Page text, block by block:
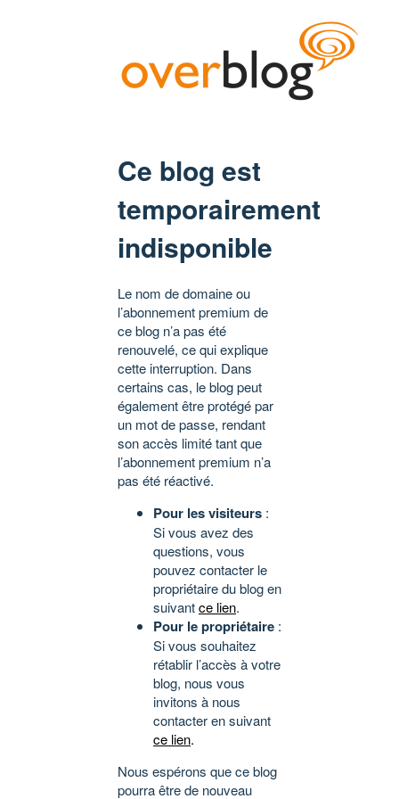
Ce blog est
temporairement
indisponible
Le nom de domaine ou
l’abonnement premium de
ce blog n’a pas été
renouvelé, ce qui explique
cette interruption. Dans
certains cas, le blog peut
également être protégé par
un mot de passe, rendant
son accès limité tant que
l’abonnement premium n’a
pas été réactivé.
Pour les visiteurs :
Si vous avez des
questions, vous
pouvez contacter le
propriétaire du blog en
suivantce lien.
Pour le propriétaire :
Si vous souhaitez
rétablir l’accès à votre
blog, nous vous
invitons à nous
contacter en suivant
ce lien.
Nous espérons que ce blog
pourra être de nouveau